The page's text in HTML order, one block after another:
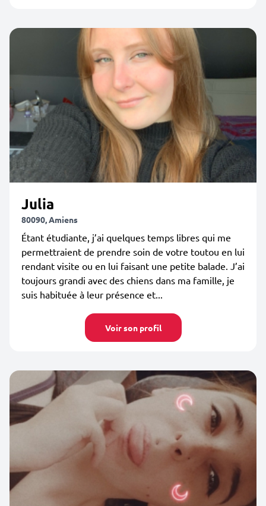
Julia
80090, Amiens
Étant étudiante, j’ai quelques temps libres qui me
permettraient de prendre soin de votre toutou en lui
rendant visite ou en lui faisant une petite balade. J’ai
toujours grandi avec des chiens dans ma famille, je
suis habituée à leur présence et...
Voir son profil